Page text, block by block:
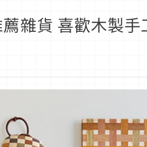
雜貨 喜歡木製